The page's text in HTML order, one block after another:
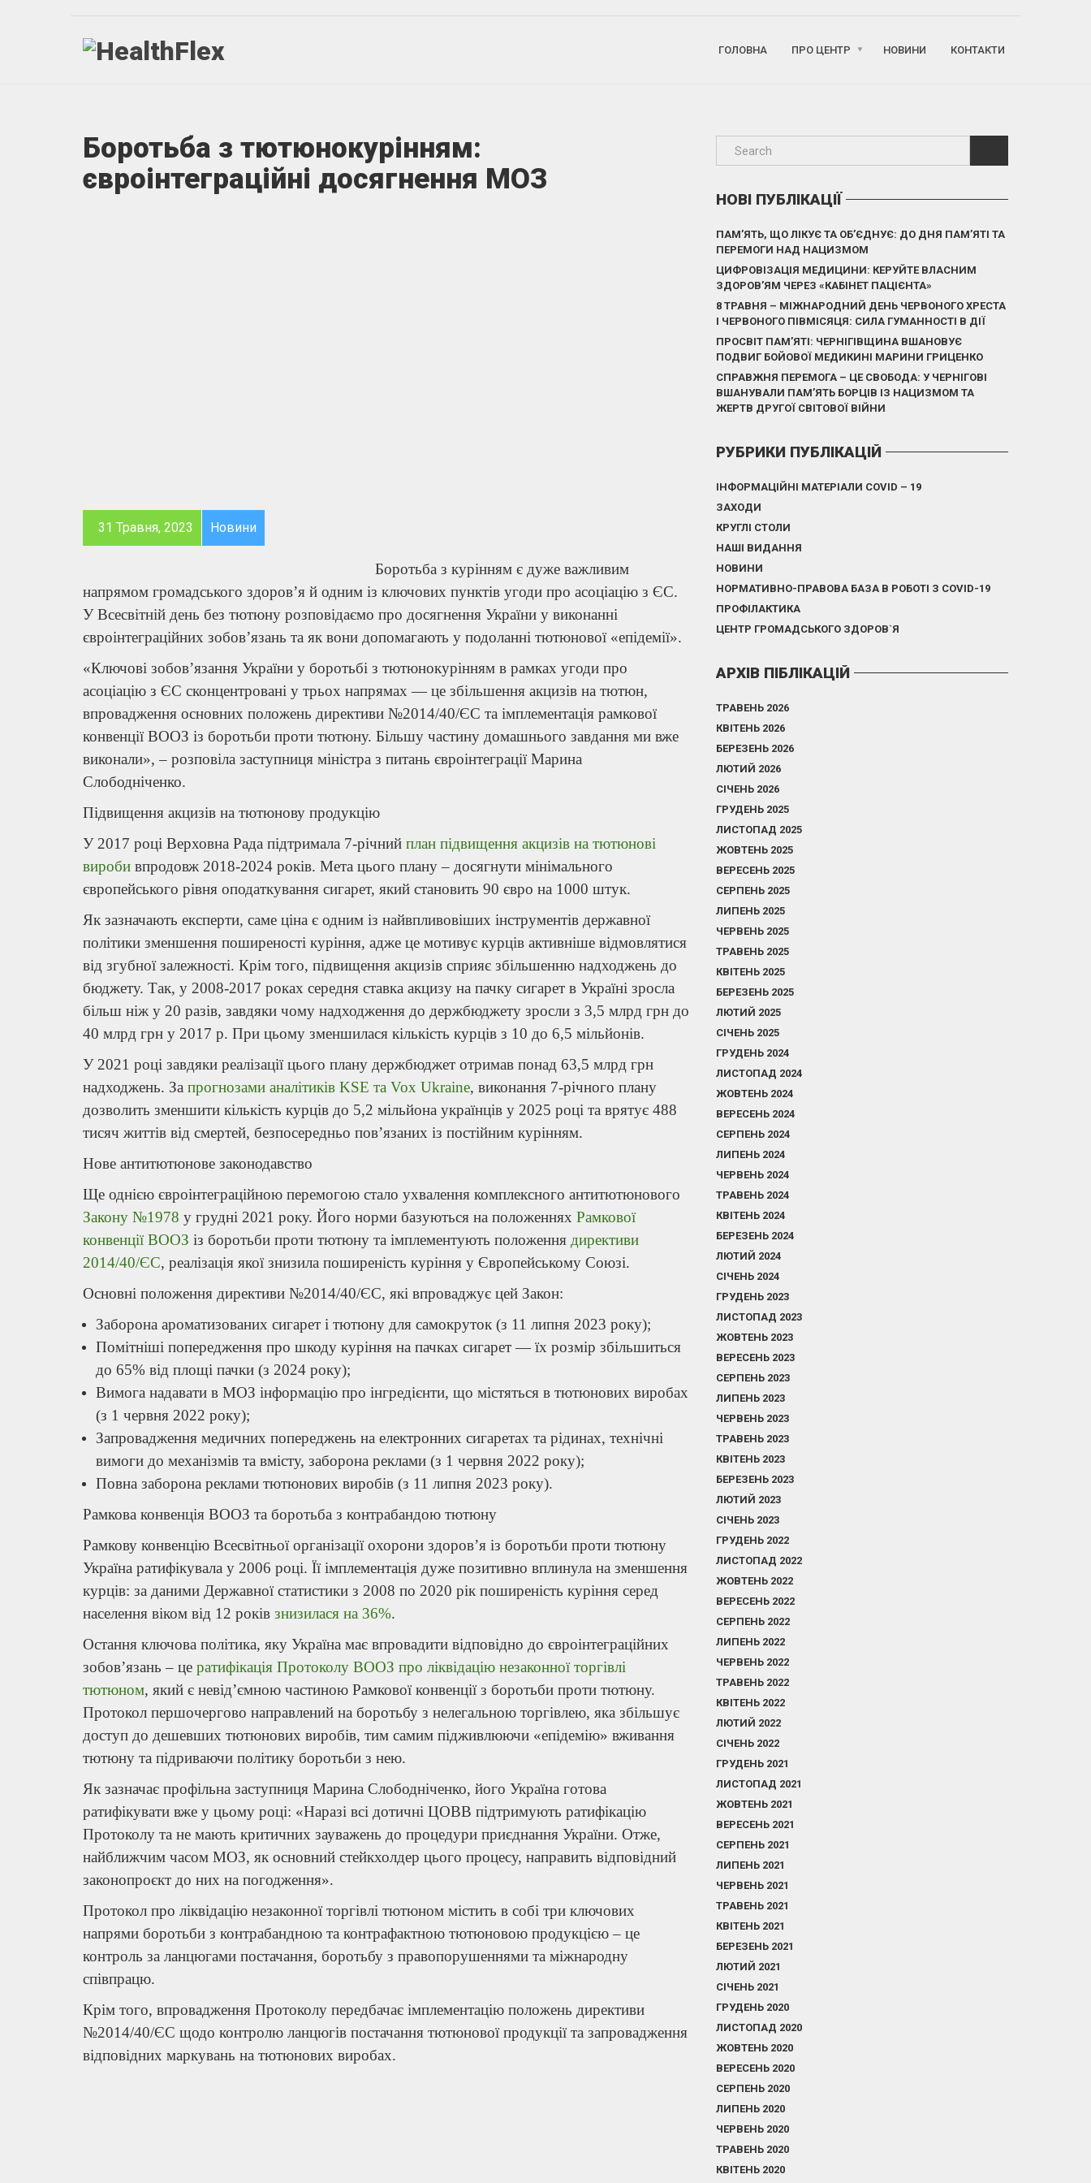
ГОЛОВНА ПРО ЦЕНТР НОВИНИ КОНТАКТИ
Боротьба з тютюнокурінням:
євроінтеграційні досягнення МОЗ
31 Травня, 2023 Новини
Боротьба з курінням є дуже важливим
напрямом громадського здоров’я й одним із ключових пунктів угоди про асоціацію з ЄС.
У Всесвітній день без тютюну розповідаємо про досягнення України у виконанні
євроінтеграційних зобов’язань та як вони допомагають у подоланні тютюнової «епідемії».
«Ключові зобов’язання України у боротьбі з тютюнокурінням в рамках угоди про
асоціацію з ЄС сконцентровані у трьох напрямах — це збільшення акцизів на тютюн,
впровадження основних положень директиви №2014/40/ЄС та імплементація рамкової
конвенції ВООЗ із боротьби проти тютюну. Більшу частину домашнього завдання ми вже
виконали», – розповіла заступниця міністра з питань євроінтеграції Марина
Слободніченко.
Підвищення акцизів на тютюнову продукцію
У 2017 році Верховна Рада підтримала 7-річний план підвищення акцизів на тютюнові
вироби впродовж 2018-2024 років. Мета цього плану – досягнути мінімального
європейського рівня оподаткування сигарет, який становить 90 євро на 1000 штук.
Як зазначають експерти, саме ціна є одним із найвпливовіших інструментів державної
політики зменшення поширеності куріння, адже це мотивує курців активніше відмовлятися
від згубної залежності. Крім того, підвищення акцизів сприяє збільшенню надходжень до
бюджету. Так, у 2008-2017 роках середня ставка акцизу на пачку сигарет в Україні зросла
більш ніж у 20 разів, завдяки чому надходження до держбюджету зросли з 3,5 млрд грн до
40 млрд грн у 2017 р. При цьому зменшилася кількість курців з 10 до 6,5 мільйонів.
У 2021 році завдяки реалізації цього плану держбюджет отримав понад 63,5 млрд грн
надходжень. За прогнозами аналітиків KSE та Vox Ukraine, виконання 7-річного плану
дозволить зменшити кількість курців до 5,2 мільйона українців у 2025 році та врятує 488
тисяч життів від смертей, безпосередньо пов’язаних із постійним курінням.
Нове антитютюнове законодавство
Ще однією євроінтеграційною перемогою стало ухвалення комплексного антитютюнового
Закону №1978 у грудні 2021 року. Його норми базуються на положеннях Рамкової
конвенції ВООЗ із боротьби проти тютюну та імплементують положення директиви
2014/40/ЄС, реалізація якої знизила поширеність куріння у Європейському Союзі.
Основні положення директиви №2014/40/ЄС, які впроваджує цей Закон:
Заборона ароматизованих сигарет і тютюну для самокруток (з 11 липня 2023 року);
Помітніші попередження про шкоду куріння на пачках сигарет — їх розмір збільшиться
до 65% від площі пачки (з 2024 року);
Вимога надавати в МОЗ інформацію про інгредієнти, що містяться в тютюнових виробах
(з 1 червня 2022 року);
Запровадження медичних попереджень на електронних сигаретах та рідинах, технічні
вимоги до механізмів та вмісту, заборона реклами (з 1 червня 2022 року);
Повна заборона реклами тютюнових виробів (з 11 липня 2023 року).
Рамкова конвенція ВООЗ та боротьба з контрабандою тютюну
Рамкову конвенцію Всесвітньої організації охорони здоров’я із боротьби проти тютюну
Україна ратифікувала у 2006 році. Її імплементація дуже позитивно вплинула на зменшення
курців: за даними Державної статистики з 2008 по 2020 рік поширеність куріння серед
населення віком від 12 років знизилася на 36%.
Остання ключова політика, яку Україна має впровадити відповідно до євроінтеграційних
зобов’язань – це ратифікація Протоколу ВООЗ про ліквідацію незаконної торгівлі
тютюном, який є невід’ємною частиною Рамкової конвенції з боротьби проти тютюну.
Протокол першочергово направлений на боротьбу з нелегальною торгівлею, яка збільшує
доступ до дешевших тютюнових виробів, тим самим підживлюючи «епідемію» вживання
тютюну та підриваючи політику боротьби з нею.
Як зазначає профільна заступниця Марина Слободніченко, його Україна готова
ратифікувати вже у цьому році: «Наразі всі дотичні ЦОВВ підтримують ратифікацію
Протоколу та не мають критичних зауважень до процедури приєднання України. Отже,
найближчим часом МОЗ, як основний стейкхолдер цього процесу, направить відповідний
законопроєкт до них на погодження».
Протокол про ліквідацію незаконної торгівлі тютюном містить в собі три ключових
напрями боротьби з контрабандною та контрафактною тютюновою продукцією – це
контроль за ланцюгами постачання, боротьбу з правопорушеннями та міжнародну
співпрацю.
Крім того, впровадження Протоколу передбачає імплементацію положень директиви
№2014/40/ЄС щодо контролю ланцюгів постачання тютюнової продукції та запровадження
відповідних маркувань на тютюнових виробах.
НОВІ ПУБЛІКАЦІЇ
ПАМ’ЯТЬ, ЩО ЛІКУЄ ТА ОБ’ЄДНУЄ: ДО ДНЯ ПАМ’ЯТІ ТА
ПЕРЕМОГИ НАД НАЦИЗМОМ
ЦИФРОВІЗАЦІЯ МЕДИЦИНИ: КЕРУЙТЕ ВЛАСНИМ
ЗДОРОВ’ЯМ ЧЕРЕЗ «КАБІНЕТ ПАЦІЄНТА»
8 ТРАВНЯ – МІЖНАРОДНИЙ ДЕНЬ ЧЕРВОНОГО ХРЕСТА
І ЧЕРВОНОГО ПІВМІСЯЦЯ: СИЛА ГУМАННОСТІ В ДІЇ
ПРОСВІТ ПАМ’ЯТІ: ЧЕРНІГІВЩИНА ВШАНОВУЄ
ПОДВИГ БОЙОВОЇ МЕДИКИНІ МАРИНИ ГРИЦЕНКО
СПРАВЖНЯ ПЕРЕМОГА – ЦЕ СВОБОДА: У ЧЕРНІГОВІ
ВШАНУВАЛИ ПАМ’ЯТЬ БОРЦІВ ІЗ НАЦИЗМОМ ТА
ЖЕРТВ ДРУГОЇ СВІТОВОЇ ВІЙНИ
РУБРИКИ ПУБЛІКАЦІЙ
ІНФОРМАЦІЙНІ МАТЕРІАЛИ COVID – 19
ЗАХОДИ
КРУГЛІ СТОЛИ
НАШІ ВИДАННЯ
НОВИНИ
НОРМАТИВНО-ПРАВОВА БАЗА В РОБОТІ З COVID-19
ПРОФІЛАКТИКА
ЦЕНТР ГРОМАДСЬКОГО ЗДОРОВ`Я
АРХІВ ПІБЛІКАЦІЙ
ТРАВЕНЬ 2026
КВІТЕНЬ 2026
БЕРЕЗЕНЬ 2026
ЛЮТИЙ 2026
СІЧЕНЬ 2026
ГРУДЕНЬ 2025
ЛИСТОПАД 2025
ЖОВТЕНЬ 2025
ВЕРЕСЕНЬ 2025
СЕРПЕНЬ 2025
ЛИПЕНЬ 2025
ЧЕРВЕНЬ 2025
ТРАВЕНЬ 2025
КВІТЕНЬ 2025
БЕРЕЗЕНЬ 2025
ЛЮТИЙ 2025
СІЧЕНЬ 2025
ГРУДЕНЬ 2024
ЛИСТОПАД 2024
ЖОВТЕНЬ 2024
ВЕРЕСЕНЬ 2024
СЕРПЕНЬ 2024
ЛИПЕНЬ 2024
ЧЕРВЕНЬ 2024
ТРАВЕНЬ 2024
КВІТЕНЬ 2024
БЕРЕЗЕНЬ 2024
ЛЮТИЙ 2024
СІЧЕНЬ 2024
ГРУДЕНЬ 2023
ЛИСТОПАД 2023
ЖОВТЕНЬ 2023
ВЕРЕСЕНЬ 2023
СЕРПЕНЬ 2023
ЛИПЕНЬ 2023
ЧЕРВЕНЬ 2023
ТРАВЕНЬ 2023
КВІТЕНЬ 2023
БЕРЕЗЕНЬ 2023
ЛЮТИЙ 2023
СІЧЕНЬ 2023
ГРУДЕНЬ 2022
ЛИСТОПАД 2022
ЖОВТЕНЬ 2022
ВЕРЕСЕНЬ 2022
СЕРПЕНЬ 2022
ЛИПЕНЬ 2022
ЧЕРВЕНЬ 2022
ТРАВЕНЬ 2022
КВІТЕНЬ 2022
ЛЮТИЙ 2022
СІЧЕНЬ 2022
ГРУДЕНЬ 2021
ЛИСТОПАД 2021
ЖОВТЕНЬ 2021
ВЕРЕСЕНЬ 2021
СЕРПЕНЬ 2021
ЛИПЕНЬ 2021
ЧЕРВЕНЬ 2021
ТРАВЕНЬ 2021
КВІТЕНЬ 2021
БЕРЕЗЕНЬ 2021
ЛЮТИЙ 2021
СІЧЕНЬ 2021
ГРУДЕНЬ 2020
ЛИСТОПАД 2020
ЖОВТЕНЬ 2020
ВЕРЕСЕНЬ 2020
СЕРПЕНЬ 2020
ЛИПЕНЬ 2020
ЧЕРВЕНЬ 2020
ТРАВЕНЬ 2020
КВІТЕНЬ 2020